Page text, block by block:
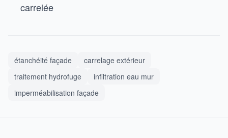
carrelée
étanchéité façade
carrelage extérieur
traitement hydrofuge
infiltration eau mur
imperméabilisation façade